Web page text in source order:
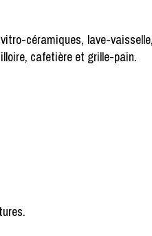
céramiques, lave-
cafetière et grille-pain.